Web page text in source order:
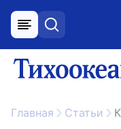
меню поиск
Главная Статьи